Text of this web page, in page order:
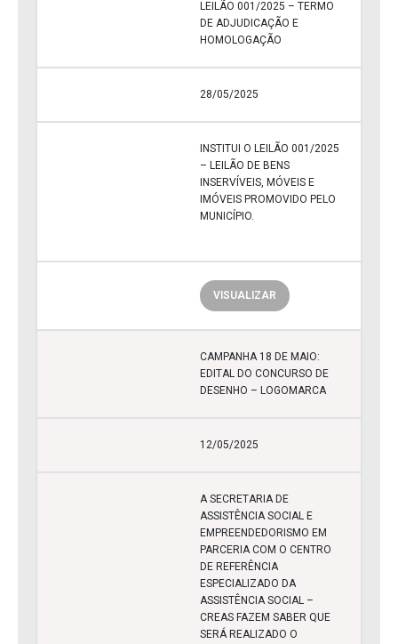
LEILÃO 001/2025 – TERMO
DE ADJUDICAÇÃO E
HOMOLOGAÇÃO
28/05/2025
INSTITUI O LEILÃO 001/2025
– LEILÃO DE BENS
INSERVÍVEIS, MÓVEIS E
IMÓVEIS PROMOVIDO PELO
MUNICÍPIO.
VISUALIZAR
CAMPANHA 18 DE MAIO:
EDITAL DO CONCURSO DE
DESENHO – LOGOMARCA
12/05/2025
A SECRETARIA DE
ASSISTÊNCIA SOCIAL E
EMPREENDEDORISMO EM
PARCERIA COM O CENTRO
DE REFERÊNCIA
ESPECIALIZADO DA
ASSISTÊNCIA SOCIAL –
CREAS FAZEM SABER QUE
SERÁ REALIZADO O